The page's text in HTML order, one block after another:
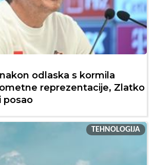
odlaska s kormila
reprezentacije, Zlatko
posao
TEHNOLOGIJA